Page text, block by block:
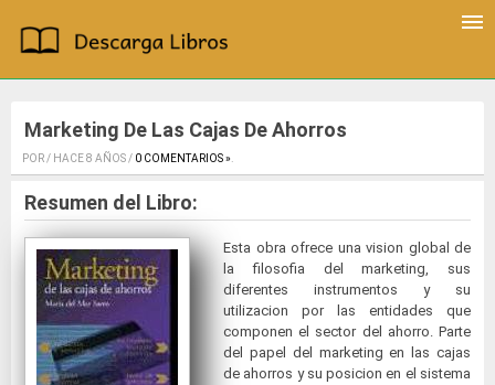
Marketing De Las Cajas De Ahorros
POR / HACE 8 AÑOS / 0 COMENTARIOS ».
Resumen del Libro:
Esta obra ofrece una vision global de
la filosofia del marketing, sus
diferentes instrumentos y su
utilizacion por las entidades que
componen el sector del ahorro. Parte
del papel del marketing en las cajas
de ahorros y su posicion en el sistema